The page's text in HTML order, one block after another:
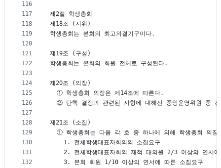
116
117
118
119
120
121
122
123
124
125
126
127
128
129
130
131
132
제2절 학생총회
제18조 (지위)
학생총회는 본회의 최고의결기구이다.
제19조 (구성)
학생총회는 본회의 회원 전체로 구성된다.
제20조 (의장)
  ① 학생총회 의장은 제14조에 따른다.
② 탄핵 결정과 관련된 사항에 대해선 중앙운영위원 중
제21조 (소집)
① 학생총회는 다음 각 호 중 하나에 의해 학생총회 의장
    1. 전체학생대표자회의의 소집요구
2. 전체학생대표자회의 재적 대의원 2/3 이상의 연서
    3. 본회 회원 1/10 이상의 연서에 따른 소집요구